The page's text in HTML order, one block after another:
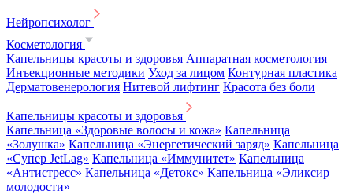
Нейропсихолог
Косметология
Капельницы красоты и здоровья Аппаратная косметология
Инъекционные методики Уход за лицом Контурная пластика
Дерматовенерология Нитевой лифтинг Красота без боли
Капельницы красоты и здоровья
Капельница «Здоровые волосы и кожа» Капельница
«Золушка» Капельница «Энергетический заряд» Капельница
«Супер JetLag» Капельница «Иммунитет» Капельница
«Антистресс» Капельница «Детокс» Капельница «Эликсир
молодости»